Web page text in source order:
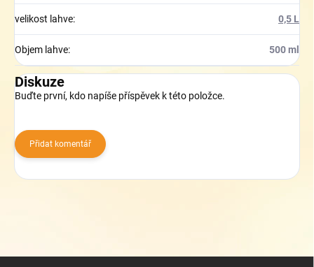
velikost lahve: 0,5 L
Objem lahve: 500 ml
Diskuze
Buďte první, kdo napíše příspěvek k této položce.
Přidat komentář